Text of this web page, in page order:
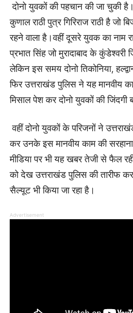
दोनो युवकों की पहचान की जा चुकी
कुणाल राठी पुत्र गिरिराज राठी है जो
रहने वाला है।वहीं दूसरे युवक का नाम
प्रभात सिंह जो मुरादाबाद के कुंडेश्वरी
लेकिन इस समय दोनो तिकोनिया,
फिर उत्तराखंड पुलिस ने यह मानवीय
मिसाल पेश कर दोनो युवकों की जिंदगी
वहीं दोनो युवकों के परिजनों ने
कर उनके इस मानवीय काम की
मीडिया पर भी यह खबर तेजी से फैल
को देख उत्तराखंड पुलिस की तारीफ
सैल्यूट भी किया जा रहा है।
Advertisement